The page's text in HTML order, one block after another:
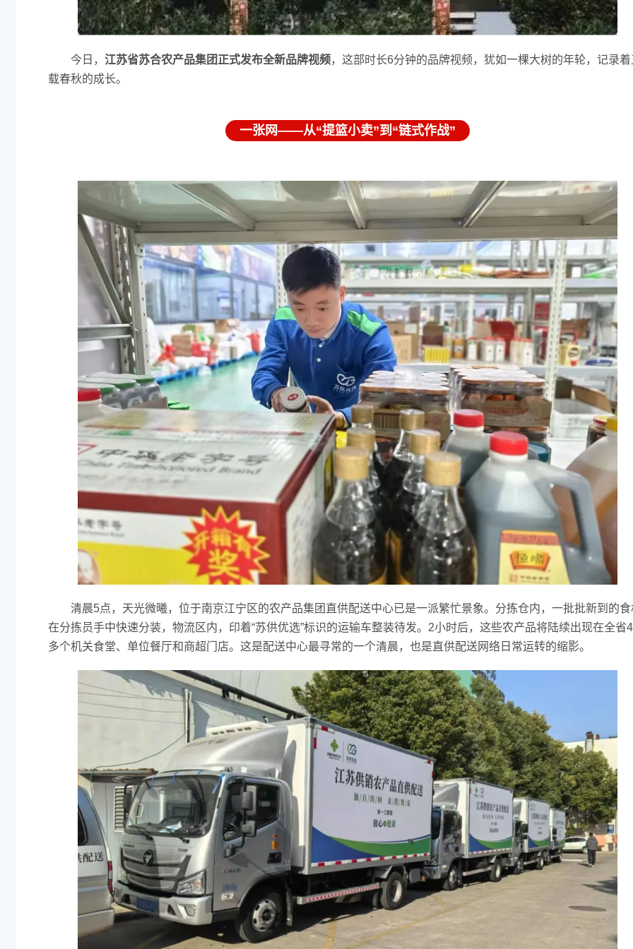
今日， 江苏省苏合农产品集团正式发布全新品牌视频，这部时长6分钟的品牌视频，犹如一棵大树的年轮，记录着
载春秋的成长。
一张网——从“提篮小卖”到“链式作战”
清晨5点，天光微曦，位于南京江宁区的农产品集团直供配送中心已是一派繁忙景象。分拣仓内，一批批新到的食
在分拣员手中快速分装，物流区内，印着“苏供优选”标识的运输车整装待发。2小时后，这些农产品将陆续出现在全省
多个机关食堂、单位餐厅和商超门店。这是配送中心最寻常的一个清晨，也是直供配送网络日常运转的缩影。